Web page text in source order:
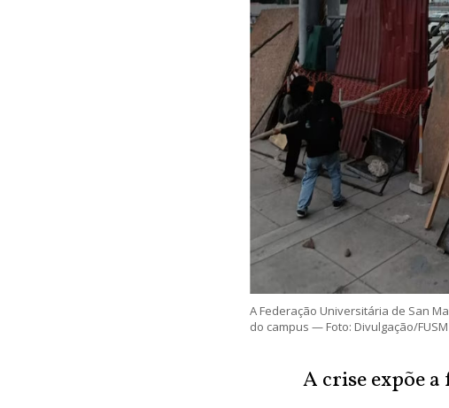
A Federação Universitária de San
do campus — Foto: Divulgação/FUSM
A crise expõe